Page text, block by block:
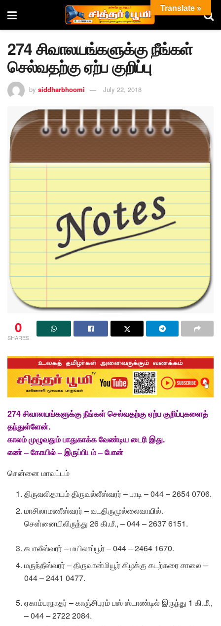
274 சிவாலயங்களுக்கு நீங்கள்
செல்வதற்கு ஏற்ப குறிப்பு
by siddharbhoomi July 22, 2018
0
SHARES
274 சிவாலயங்களுக்கு நீங்கள் செல்வதற்கு ஏற்ப குறிப்புகளைத்
தந்துள்ளேன்.
காலம் முழுவதும் பாதுகாக்க வேண்டிய டைரி இது.
எண் – கோயில் – இருப்பிடம் – போன்
சென்னை மாவட்டம்
திருவலிதாயம் திருவல்லீஸ்வரர் – பாடி – 044 – 2654 0706.
மாசிலாமணீஸ்வரர் – வடதிருமுல்லைவாயில்.
சென்னையிலிருந்து 26 கி.மீ., – 044 – 2637 6151.
கபாலீஸ்வரர் – மயிலாப்பூர் – 044 – 2464 1670.
மருந்தீஸ்வரர் – திருவான்மியூர் கிழக்கு கடற்கரை சாலை –
044 – 2441 0477.
ஏகாம்பரநாதர் – காஞ்சிபுரம் பஸ் ஸ்டாண்டில் இருந்து 1 கி.மீ.,
– 044 – 2722 2084.
Translate »